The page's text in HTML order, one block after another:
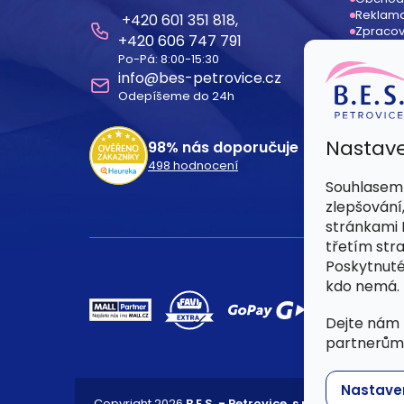
stránkami
třetím
kdo nemá.
Dejte
601 351 818
606 747 791
Po-Pá: 8:00-15:30
info@bes-petrovice.cz
Odepíšeme do 24h
98% nás doporučuje
498 hodnocení
Dodací